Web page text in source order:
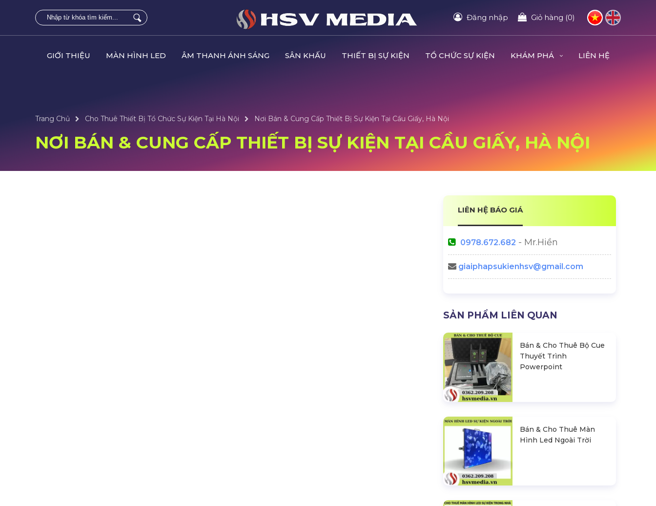
Đăng nhập Giỏ hàng (0)
GIỚI THIỆU MÀN HÌNH LED ÂM THANH ÁNH SÁNG SÂN KHẤU THIẾT BỊ SỰ KIỆN TỔ CHỨC SỰ KIỆN KHÁM PHÁ LIÊN HỆ
Trang Chủ Cho Thuê Thiết Bị Tổ Chức Sự Kiện Tại Hà Nội Nơi Bán & Cung Cấp Thiết Bị Sự Kiện Tại Cầu Giấy, Hà Nội
NƠI BÁN & CUNG CẤP THIẾT BỊ SỰ KIỆN TẠI CẦU GIẤY, HÀ NỘI
LIÊN HỆ BÁO GIÁ
0978.672.682 - Mr.Hiền
giaiphapsukienhsv@gmail.com
SẢN PHẨM LIÊN QUAN
Bán & Cho Thuê Bộ Cue
Thuyết Trình
Powerpoint
Bán & Cho Thuê Màn
Hình Led Ngoài Trời